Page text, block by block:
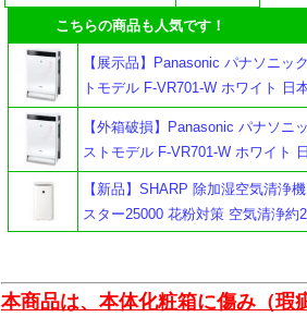
こちらの商品も人気です！
【展示品】Panasonic パナソニッ
トモデル F-VR701-W ホワイト 日
【外箱破損】Panasonic パナソニ
ストモデル F-VR701-W ホワイト
【新品】SHARP 除加湿空気清浄
スター25000 花粉対策 空気清浄約
本商品は、本体化粧箱に傷み（瑕